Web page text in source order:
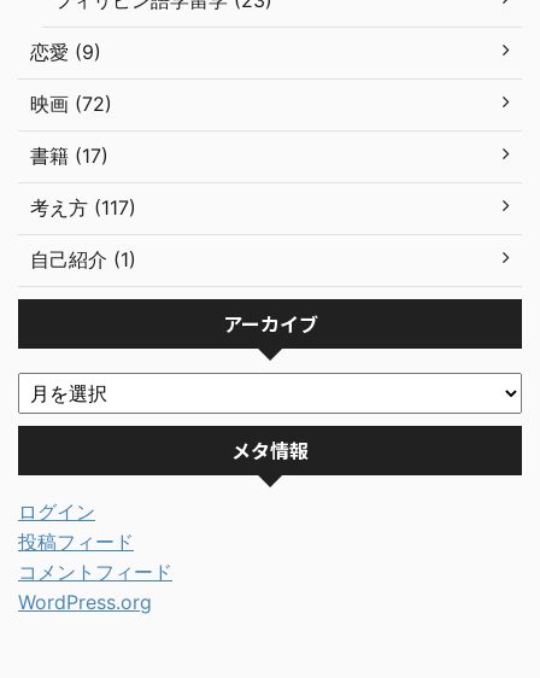
恋愛 (9)
映画 (72)
書籍 (17)
考え方 (117)
自己紹介 (1)
アーカイブ
メタ情報
ログイン
投稿フィード
コメントフィード
WordPress.org